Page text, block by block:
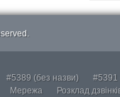
#5389 (без назви) #5391
Мережа Розклад